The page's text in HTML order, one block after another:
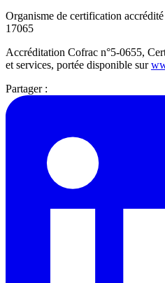
Organisme de certification
17065
Accréditation Cofrac n°5-0655,
et services, portée disponible sur
Partager :